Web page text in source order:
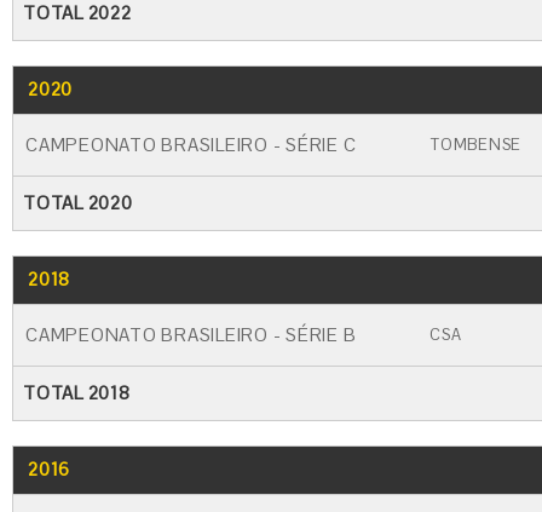
TOTAL 2022
2020
CAMPEONATO BRASILEIRO - SÉRIE C TOMBENSE
TOTAL 2020
2018
CAMPEONATO BRASILEIRO - SÉRIE B CSA
TOTAL 2018
2016